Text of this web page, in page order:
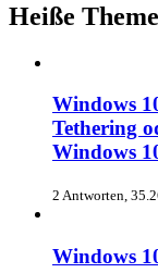
Heiße
Windows
Tethering
Windows
2 Antworten,
Windows